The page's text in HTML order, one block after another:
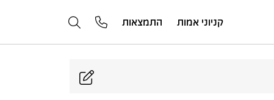
קניוני אמות התמצאות